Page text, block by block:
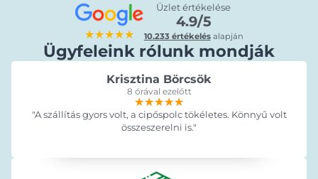
★★★★★
Üzlet értékelése
4.9/5
10.233 értékelésalapján
Ügyfeleink rólunk mondják
Krisztina Börcsök
8 órával ezelőtt
★★★★★
★★★★★
★★★★★
"A szállítás gyors volt, a cipőspolc tökéletes. Könnyű volt
összeszerelni is."